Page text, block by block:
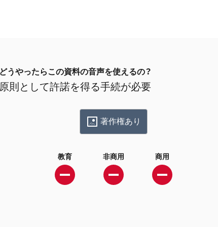
どうやったらこの資料の音声を使えるの？
原則として許諾を得る手続が必要
著作権あり
教育 非商用 商用